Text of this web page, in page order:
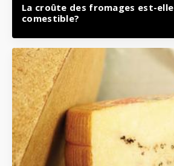
La croûte des fromages est-elle
comestible?